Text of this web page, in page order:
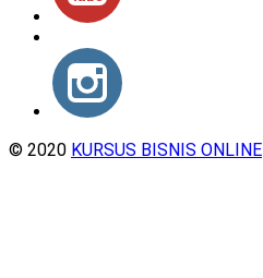
© 2020 KURSUS BISNIS ONLINE